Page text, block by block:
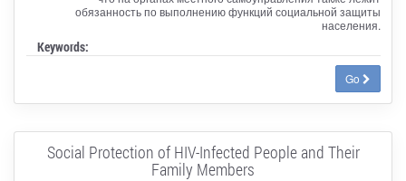
обязанность по выполнению функций социальной защиты
населения.
Keywords:
Go
Social Protection of HIV-Infected People and Their
Family Members